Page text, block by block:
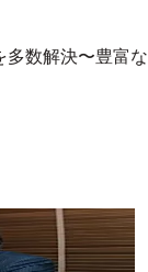
多数解決〜豊富な